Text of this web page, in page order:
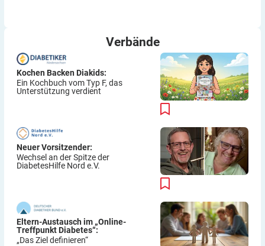
Verbände
Kochen Backen Diakids:
Ein Kochbuch vom Typ F, das
Unterstützung verdient
Neuer Vorsitzender:
Wechsel an der Spitze der
DiabetesHilfe Nord e.V.
Eltern-Austausch im „Online-
Treffpunkt Diabetes“:
„Das Ziel definieren“